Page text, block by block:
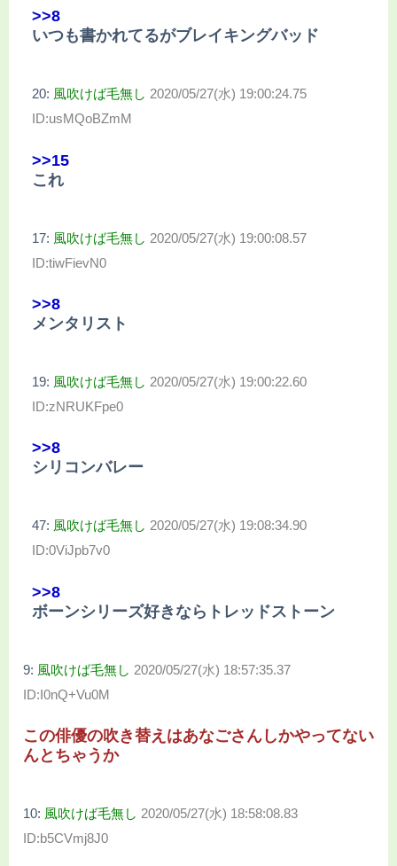
>>8
いつも書かれてるがブレイキングバッド
20: 風吹けば毛無し 2020/05/27(水) 19:00:24.75
ID:usMQoBZmM
>>15
これ
17: 風吹けば毛無し 2020/05/27(水) 19:00:08.57
ID:tiwFievN0
>>8
メンタリスト
19: 風吹けば毛無し 2020/05/27(水) 19:00:22.60
ID:zNRUKFpe0
>>8
シリコンバレー
47: 風吹けば毛無し 2020/05/27(水) 19:08:34.90
ID:0ViJpb7v0
>>8
ボーンシリーズ好きならトレッドストーン
9: 風吹けば毛無し 2020/05/27(水) 18:57:35.37
ID:I0nQ+Vu0M
この俳優の吹き替えはあなごさんしかやってない
んとちゃうか
10: 風吹けば毛無し 2020/05/27(水) 18:58:08.83
ID:b5CVmj8J0